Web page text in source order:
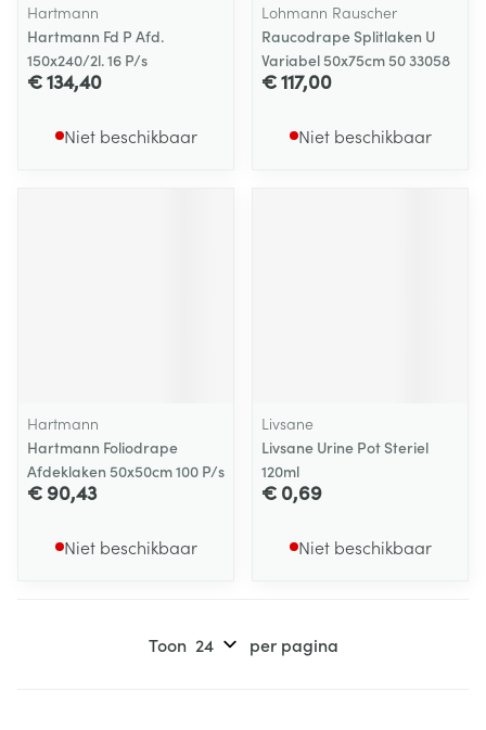
Hartmann
Hartmann Fd P Afd.
150x240/2l. 16 P/s
€ 134,40
Niet beschikbaar
Lohmann Rauscher
Raucodrape Splitlaken U
Variabel 50x75cm 50 33058
€ 117,00
Niet beschikbaar
Hartmann
Hartmann Foliodrape
Afdeklaken 50x50cm 100 P/s
€ 90,43
Niet beschikbaar
Livsane
Livsane Urine Pot Steriel
120ml
€ 0,69
Niet beschikbaar
Toon per pagina